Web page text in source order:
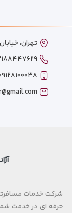
تهران، خیابان
شرکت خدمات
حرفه ای در خدمت